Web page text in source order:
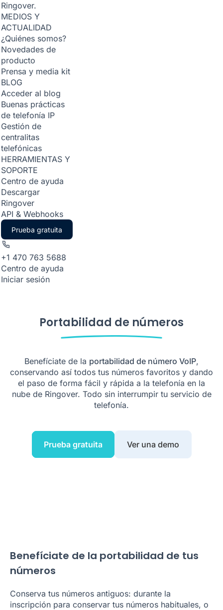
Ringover.
MEDIOS Y
ACTUALIDAD
¿Quiénes somos?
Novedades de
producto
Prensa y media kit
BLOG
Acceder al blog
Buenas prácticas
de telefonía IP
Gestión de
centralitas
telefónicas
HERRAMIENTAS Y
SOPORTE
Centro de ayuda
Descargar
Ringover
API & Webhooks
Prueba gratuita
+1 470 763 5688
Centro de ayuda
Iniciar sesión
Portabilidad de números
Benefíciate de la portabilidad de número VoIP,
conservando así todos tus números favoritos y dando
el paso de forma fácil y rápida a la telefonía en la
nube de Ringover. Todo sin interrumpir tu servicio de
telefonía.
Prueba gratuita Ver una demo
Benefíciate de la portabilidad de tus
números
Conserva tus números antiguos: durante la
inscripción para conservar tus números habituales, o